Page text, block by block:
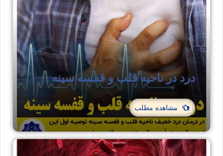
درد در ناحیه قلب و قفسه سینه
مشاهده مطلب